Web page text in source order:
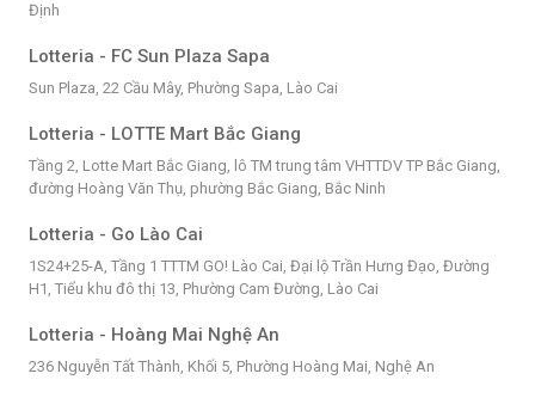
Định
Lotteria - FC Sun Plaza Sapa
Sun Plaza, 22 Cầu Mây, Phường Sapa, Lào Cai
Lotteria - LOTTE Mart Bắc Giang
Tầng 2, Lotte Mart Bắc Giang, lô TM trung tâm VHTTDV TP Bắc Giang,
đường Hoàng Văn Thụ, phường Bắc Giang, Bắc Ninh
Lotteria - Go Lào Cai
1S24+25-A, Tầng 1 TTTM GO! Lào Cai, Đại lộ Trần Hưng Đạo, Đường
H1, Tiểu khu đô thị 13, Phường Cam Đường, Lào Cai
Lotteria - Hoàng Mai Nghệ An
236 Nguyễn Tất Thành, Khối 5, Phường Hoàng Mai, Nghệ An